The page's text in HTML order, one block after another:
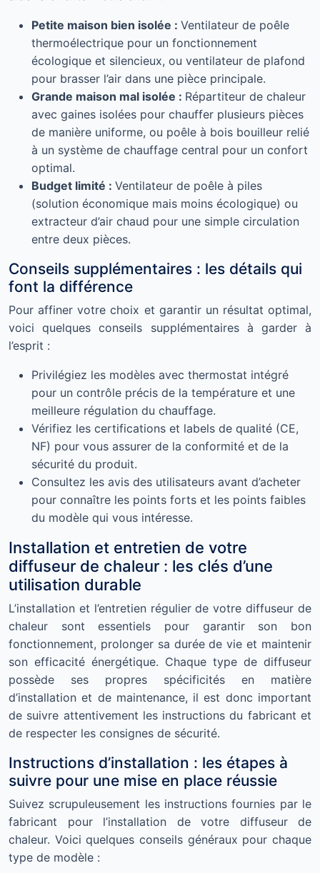
Petite maison bien isolée : Ventilateur de poêle
thermoélectrique pour un fonctionnement
écologique et silencieux, ou ventilateur de plafond
pour brasser l’air dans une pièce principale.
Grande maison mal isolée : Répartiteur de chaleur
avec gaines isolées pour chauffer plusieurs pièces
de manière uniforme, ou poêle à bois bouilleur relié
à un système de chauffage central pour un confort
optimal.
Budget limité : Ventilateur de poêle à piles
(solution économique mais moins écologique) ou
extracteur d’air chaud pour une simple circulation
entre deux pièces.
Conseils supplémentaires : les détails qui
font la différence
Pour affiner votre choix et garantir un résultat optimal,
voici quelques conseils supplémentaires à garder à
l’esprit :
Privilégiez les modèles avec thermostat intégré
pour un contrôle précis de la température et une
meilleure régulation du chauffage.
Vérifiez les certifications et labels de qualité (CE,
NF) pour vous assurer de la conformité et de la
sécurité du produit.
Consultez les avis des utilisateurs avant d’acheter
pour connaître les points forts et les points faibles
du modèle qui vous intéresse.
Installation et entretien de votre
diffuseur de chaleur : les clés d’une
utilisation durable
L’installation et l’entretien régulier de votre diffuseur de
chaleur sont essentiels pour garantir son bon
fonctionnement, prolonger sa durée de vie et maintenir
son efficacité énergétique. Chaque type de diffuseur
possède ses propres spécificités en matière
d’installation et de maintenance, il est donc important
de suivre attentivement les instructions du fabricant et
de respecter les consignes de sécurité.
Instructions d’installation : les étapes à
suivre pour une mise en place réussie
Suivez scrupuleusement les instructions fournies par le
fabricant pour l’installation de votre diffuseur de
chaleur. Voici quelques conseils généraux pour chaque
type de modèle :